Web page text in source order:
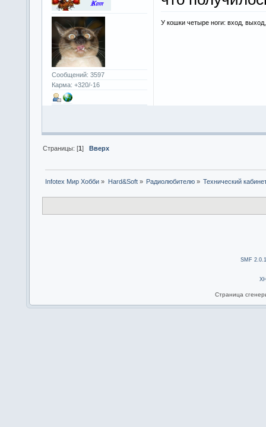
Сообщений: 3597
Карма: +320/-16
У кошки четыре ноги: вход,
Страницы: [1]Вверх
Infotex Мир Хобби » Hard&Soft» Радиолюбителю» Технический
SMF
Страница